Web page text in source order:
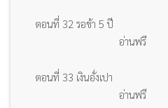
ตอนที่ 32 รอข้า 5 ปี
อ่านฟรี
ตอนที่ 33 เงินอั่งเปา
อ่านฟรี